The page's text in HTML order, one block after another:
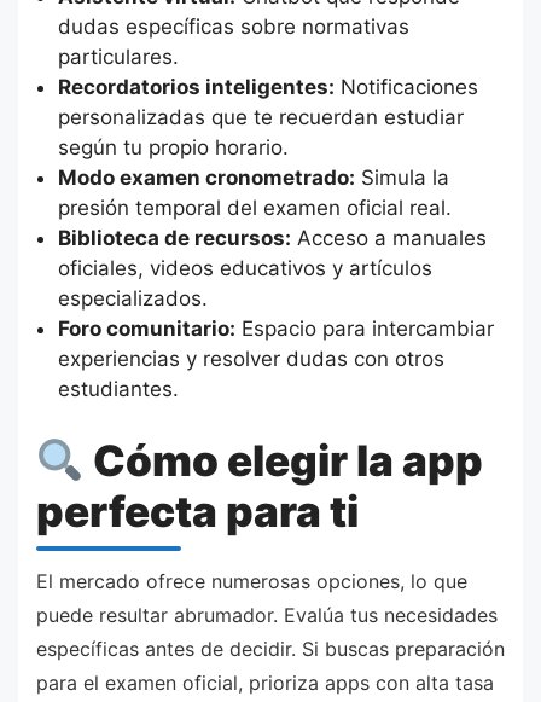
dudas específicas sobre normativas
particulares.
Recordatorios inteligentes: Notificaciones
personalizadas que te recuerdan estudiar
según tu propio horario.
Modo examen cronometrado: Simula la
presión temporal del examen oficial real.
Biblioteca de recursos: Acceso a manuales
oficiales, videos educativos y artículos
especializados.
Foro comunitario: Espacio para intercambiar
experiencias y resolver dudas con otros
estudiantes.
Cómo elegir la app
perfecta para ti
El mercado ofrece numerosas opciones, lo que
puede resultar abrumador. Evalúa tus necesidades
específicas antes de decidir. Si buscas preparación
para el examen oficial, prioriza apps con alta tasa